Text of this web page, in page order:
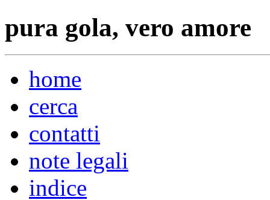
pura gola, vero amore
home
cerca
contatti
note legali
indice